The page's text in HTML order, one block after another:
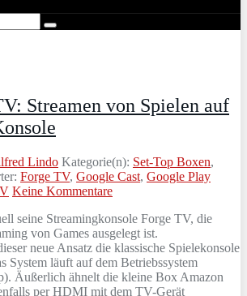
Streamen von Spielen auf
Lindo Kategorie(n): Set-Top Boxen,
Forge TV, Google Cast, Google Play
Keine Kommentare
seine Streamingkonsole Forge TV, die
von Games ausgelegt ist.
neue Ansatz die klassische Spielekonsole
System läuft auf dem Betriebssystem
Äußerlich ähnelt die kleine Box Amazon
per HDMI mit dem TV-Gerät